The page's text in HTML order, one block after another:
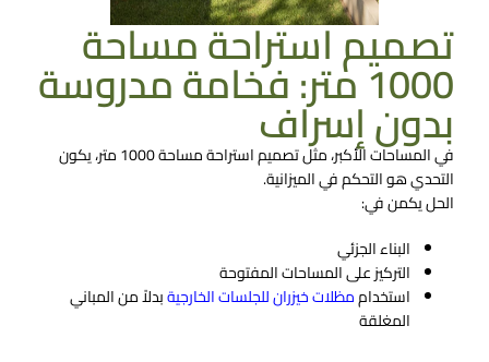
تصميم استراحة مساحة
1000 متر: فخامة مدروسة
بدون إسراف
في المساحات الأكبر، مثل تصميم استراحة مساحة 1000 متر، يكون
التحدي هو التحكم في الميزانية.
الحل يكمن في:
البناء الجزئي
التركيز على المساحات المفتوحة
استخداممظلات خيزران للجلسات الخارجيةبدلاً من المباني
المغلقة